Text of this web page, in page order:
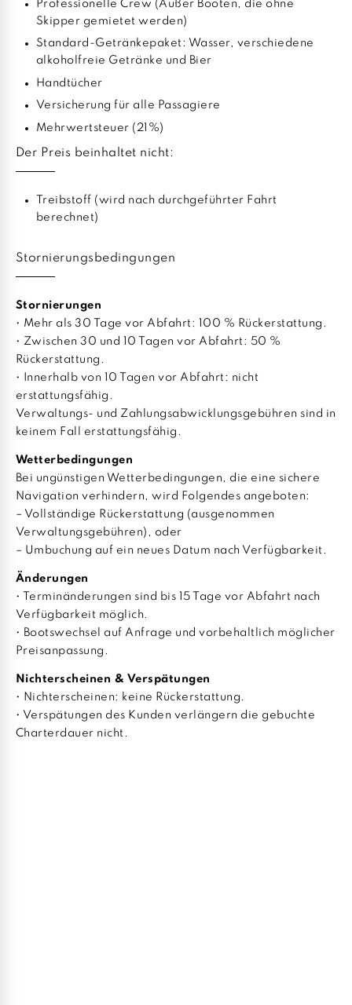
Professionelle Crew (Außer Booten, die ohne
Skipper gemietet werden)
Standard-Getränkepaket: Wasser, verschiedene
alkoholfreie Getränke und Bier
Handtücher
Versicherung für alle Passagiere
Mehrwertsteuer (21%)
Der Preis beinhaltet nicht:
Treibstoff (wird nach durchgeführter Fahrt
berechnet)
Stornierungsbedingungen
Stornierungen
• Mehr als 30 Tage vor Abfahrt: 100 % Rückerstattung.
• Zwischen 30 und 10 Tagen vor Abfahrt: 50 %
Rückerstattung.
• Innerhalb von 10 Tagen vor Abfahrt: nicht
erstattungsfähig.
Verwaltungs- und Zahlungsabwicklungsgebühren sind in
keinem Fall erstattungsfähig.
Wetterbedingungen
Bei ungünstigen Wetterbedingungen, die eine sichere
Navigation verhindern, wird Folgendes angeboten:
– Vollständige Rückerstattung (ausgenommen
Verwaltungsgebühren), oder
– Umbuchung auf ein neues Datum nach Verfügbarkeit.
Änderungen
• Terminänderungen sind bis 15 Tage vor Abfahrt nach
Verfügbarkeit möglich.
• Bootswechsel auf Anfrage und vorbehaltlich möglicher
Preisanpassung.
Nichterscheinen & Verspätungen
• Nichterscheinen: keine Rückerstattung.
• Verspätungen des Kunden verlängern die gebuchte
Charterdauer nicht.